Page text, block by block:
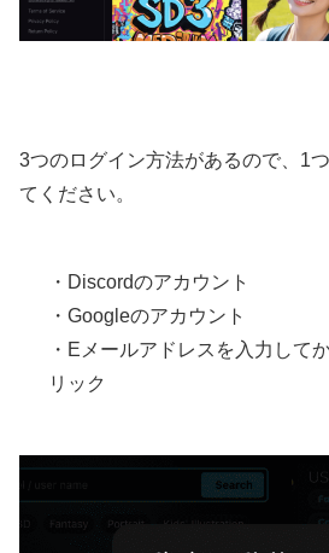
3つのログイン方法があるので、1
てください。
・Discordのアカウント
・Googleのアカウント
・Eメールアドレスを入力して
リック